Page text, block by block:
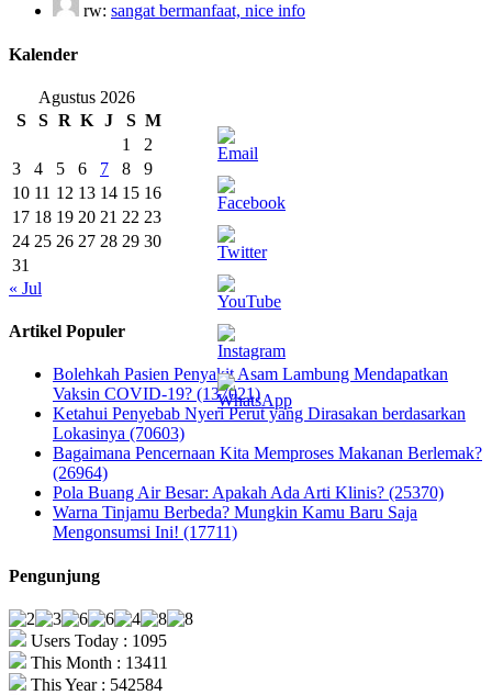
rw: sangat bermanfaat, nice info
Kalender
Agustus 2026
S
S R K J S M
1
2
3
4 5 6 7 8
9
10 11 12 13 14 15 16
17 18 19 20 21 22 23
24 25 26 27 28 29 30
31
« Jul
Artikel Populer
Bolehkah Pasien Penyakit Asam Lambung Mendapatkan
Vaksin COVID-19? (137021)
Ketahui Penyebab Nyeri Perut yang Dirasakan berdasarkan
Lokasinya (70603)
Bagaimana Pencernaan Kita Memproses Makanan Berlemak?
(26964)
Pola Buang Air Besar: Apakah Ada Arti Klinis? (25370)
Warna Tinjamu Berbeda? Mungkin Kamu Baru Saja
Mengonsumsi Ini! (17711)
Pengunjung
Users Today : 1095
This Month : 13411
This Year : 542584